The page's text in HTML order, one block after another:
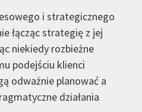
i strategicznego
łącząc strategię z jej
niekiedy rozbieżne
podejściu klienci
odważnie planować a
działania